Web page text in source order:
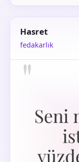
Hasret
fedakarlık